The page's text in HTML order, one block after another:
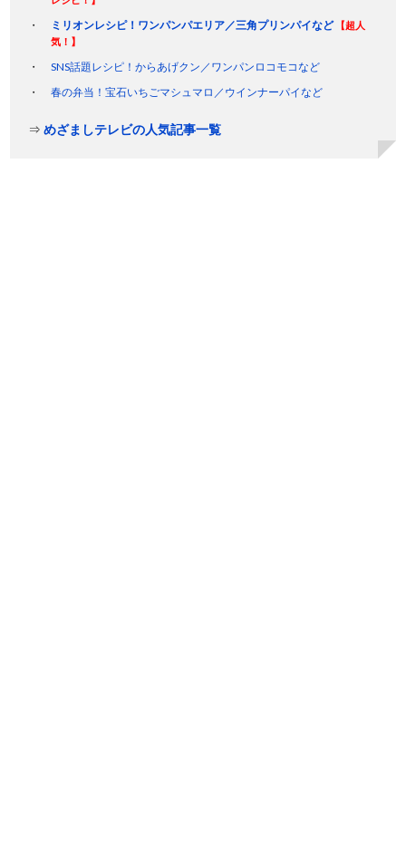
ミリオンレシピ！ワンパンパエリア／三角プリンパイなど
【超人
気！】
SNS話題レシピ！からあげクン／ワンパンロコモコなど
春の弁当！宝石いちごマシュマロ／ウインナーパイなど
⇒めざましテレビの人気記事一覧